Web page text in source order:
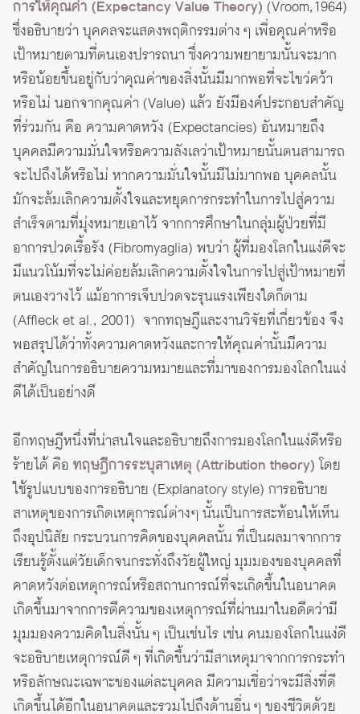
การให้คุณค่า (Expectancy Value Theory) (Vroom,1964)
ซึ่งอธิบายว่า บุคคลจะแสดงพฤติกรรมต่าง ๆ เพื่อคุณค่าหรือ
เป้าหมายตามที่ตนเองปรารถนา ซึ่งความพยายามนั้นจะมาก
หรือน้อยขึ้นอยู่กับว่าคุณค่าของสิ่งนั้นมีมากพอที่จะไขว่คว้า
หรือไม่ นอกจากคุณค่า (Value) แล้ว ยังมีองค์ประกอบสำคัญ
ที่ร่วมกัน คือ ความคาดหวัง (Expectancies) อันหมายถึง
บุคคลมีความมั่นใจหรือความลังเลว่าเป้าหมายนั้นตนสามารถ
จะไปถึงได้หรือไม่ หากความมั่นใจนั้นมีไม่มากพอ บุคคลนั้น
มักจะล้มเลิกความตั้งใจและหยุดการกระทำในการไปสู่ความ
สำเร็จตามที่มุ่งหมายเอาไว้ จากการศึกษาในกลุ่มผู้ป่วยที่มี
อาการปวดเรื้อรัง (Fibromyaglia) พบว่า ผู้ที่มองโลกในแง่ดีจะ
มีแนวโน้มที่จะไม่ค่อยล้มเลิกความตั้งใจในการไปสู่เป้าหมายที่
ตนเองวางไว้ แม้อาการเจ็บปวดจะรุนแรงเพียงใดก็ตาม
(Affleck et al., 2001) จากทฤษฎีและงานวิจัยที่เกี่ยวข้อง จึง
พอสรุปได้ว่าทั้งความคาดหวังและการให้คุณค่านั้นมีความ
สำคัญในการอธิบายความหมายและที่มาของการมองโลกในแง่
ดีได้เป็นอย่างดี
อีกทฤษฎีหนึ่งที่น่าสนใจและอธิบายถึงการมองโลกในแง่ดีหรือ
ร้ายได้ คือ ทฤษฎีการระบุสาเหตุ (Attribution theory)โดย
ใช้รูปแบบของการอธิบาย (Explanatory style) การอธิบาย
สาเหตุของการเกิดเหตุการณ์ต่างๆ นั้นเป็นการสะท้อนให้เห็น
ถึงอุปนิสัย กระบวนการคิดของบุคคลนั้น ที่เป็นผลมาจากการ
เรียนรู้ตั้งแต่วัยเด็กจนกระทั่งถึงวัยผู้ใหญ่ มุมมองของบุคคลที่
คาดหวังต่อเหตุการณ์หรือสถานการณ์ที่จะเกิดขึ้นในอนาคต
เกิดขึ้นมาจากการตีความของเหตุการณ์ที่ผ่านมาในอดีตว่ามี
มุมมองความคิดในสิ่งนั้น ๆ เป็นเช่นไร เช่น คนมองโลกในแง่ดี
จะอธิบายเหตุการณ์ดี ๆ ที่เกิดขึ้นว่ามีสาเหตุมาจากการกระทำ
หรือลักษณะเฉพาะของแต่ละบุคคล มีความเชื่อว่าจะมีสิ่งที่ดี
เกิดขึ้นได้อีกในอนาคตและรวมไปถึงด้านอื่น ๆ ของชีวิตด้วย